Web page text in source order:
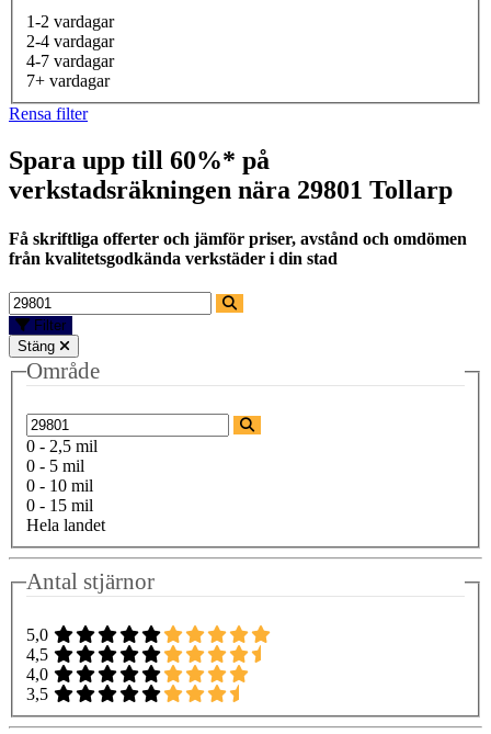
1-2 vardagar
2-4 vardagar
4-7 vardagar
7+ vardagar
Rensa filter
Spara upp till 60%* på
verkstadsräkningen nära 29801 Tollarp
Få skriftliga offerter och jämför priser, avstånd och omdömen
från kvalitetsgodkända verkstäder i din stad
Filter
Stäng
Område
0 - 2,5 mil
0 - 5 mil
0 - 10 mil
0 - 15 mil
Hela landet
Antal stjärnor
5,0
4,5
4,0
3,5